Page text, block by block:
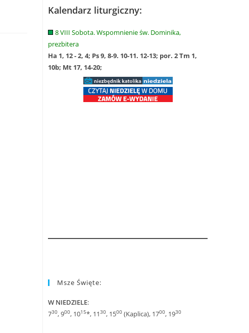
Kalendarz liturgiczny:
8 VIII Sobota. Wspomnienie św. Dominika,
prezbitera
Ha 1, 12 - 2, 4; Ps 9, 8-9. 10-11. 12-13; por. 2 Tm 1,
10b; Mt 17, 14-20;
Msze Święte:
W NIEDZIELE:
730, 900, 1015*, 1130, 1500 (Kaplica), 1700, 1930